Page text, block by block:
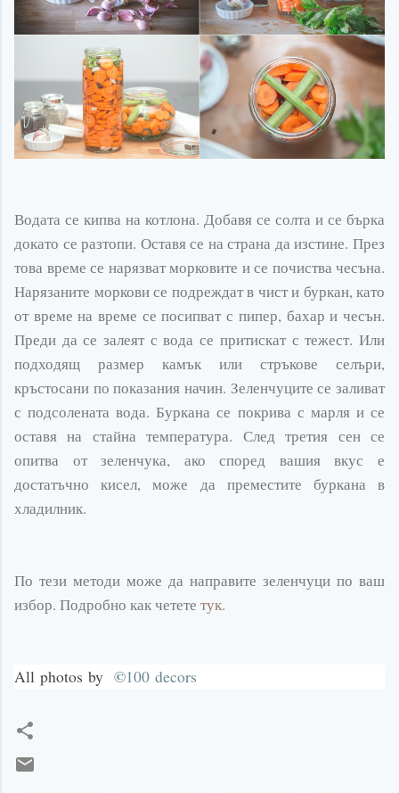
Водата се кипва на котлона. Добавя се солта и се бърка
докато се разтопи. Оставя се на страна да изстине. През
това време се нарязват морковите и се почиства чесъна.
Нарязаните моркови се подреждат в чист и буркан, като
от време на време се посипват с пипер, бахар и чесън.
Преди да се залеят с вода се притискат с тежест. Или
подходящ размер камък или стръкове селъри,
кръстосани по показания начин. Зеленчуците се заливат
с подсолената вода. Буркана се покрива с марля и се
оставя на стайна температура. След третия сен се
опитва от зеленчука, ако според вашия вкус е
достатъчно кисел, може да преместите буркана в
хладилник.
По тези методи може да направите зеленчуци по ваш
избор. Подробно как четете тук.
All photos by ©100 decors